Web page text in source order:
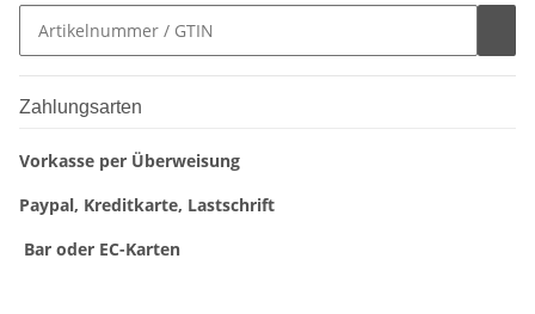
Zahlungsarten
Vorkasse per Überweisung
Paypal, Kreditkarte, Lastschrift
Bar oder EC-Karten